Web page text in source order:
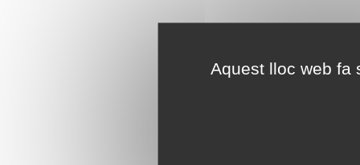
Aquest lloc web fa